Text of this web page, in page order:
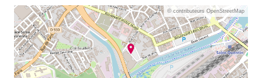
© contributeurs OpenStreetMap